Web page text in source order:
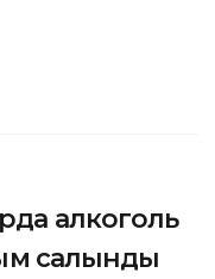
алкоголь
салынды